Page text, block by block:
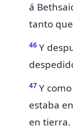
á
tanto
46 Y
47 Y
estaba
en tierra.